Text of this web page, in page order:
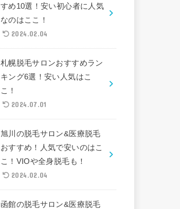
すめ10選！安い初心者に人気
なのはここ！
2024.02.04
札幌脱毛サロンおすすめラン
キング6選！安い人気はこ
こ！
2024.07.01
旭川の脱毛サロン&医療脱毛
おすすめ！人気で安いのはこ
こ！VIOや全身脱毛も！
2024.02.04
函館の脱毛サロン&医療脱毛